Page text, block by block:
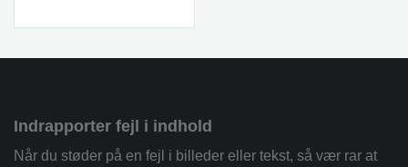
Indrapporter fejl i indhold
Når du støder på en fejl i billeder eller tekst, så vær rar at